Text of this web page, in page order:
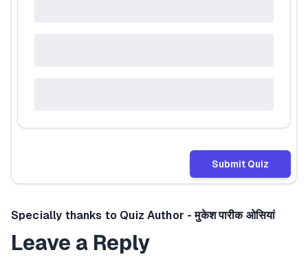
Submit Quiz
Specially thanks to Quiz Author - मुकेश पारीक ओसियां
Leave a Reply